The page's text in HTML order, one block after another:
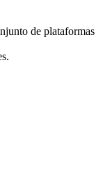
de plataformas